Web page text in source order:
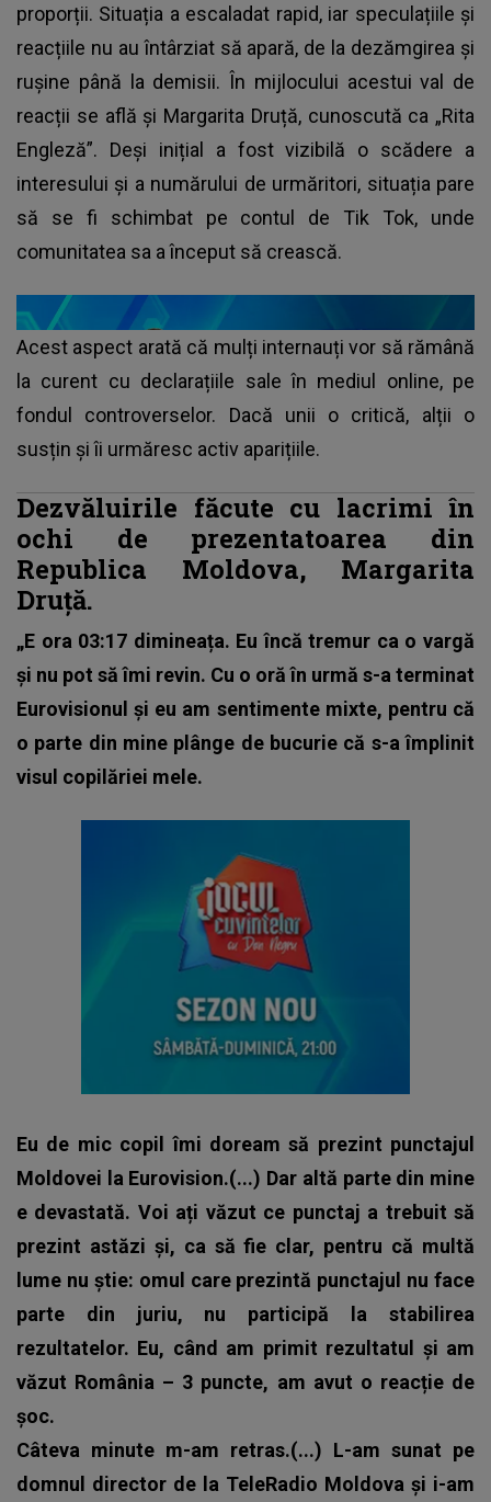
proporții. Situația a escaladat rapid, iar speculațiile și
reacțiile nu au întârziat să apară, de la dezămgirea și
rușine până la demisii. În mijlocului acestui val de
reacții se află și Margarita Druță, cunoscută ca „Rita
Engleză”. Deși inițial a fost vizibilă o scădere a
interesului și a numărului de urmăritori, situația pare
să se fi schimbat pe contul de Tik Tok, unde
comunitatea sa a început să crească.
Acest aspect arată că mulți internauți vor să rămână
la curent cu declarațiile sale în mediul online, pe
fondul controverselor. Dacă unii o critică, alții o
susțin și îi urmăresc activ aparițiile.
Dezvăluirile făcute cu lacrimi în
ochi de prezentatoarea din
Republica Moldova, Margarita
Druță.
„E ora 03:17 dimineața. Eu încă tremur ca o vargă
și nu pot să îmi revin. Cu o oră în urmă s-a terminat
Eurovisionul și eu am sentimente mixte, pentru că
o parte din mine plânge de bucurie că s-a împlinit
visul copilăriei mele.
Eu de mic copil îmi doream să prezint punctajul
Moldovei la Eurovision.(...) Dar altă parte din mine
e devastată. Voi ați văzut ce punctaj a trebuit să
prezint astăzi și, ca să fie clar, pentru că multă
lume nu știe: omul care prezintă punctajul nu face
parte din juriu, nu participă la stabilirea
rezultatelor. Eu, când am primit rezultatul și am
văzut România – 3 puncte, am avut o reacție de
șoc.
Câteva minute m-am retras.(...) L-am sunat pe
domnul director de la TeleRadio Moldova și i-am